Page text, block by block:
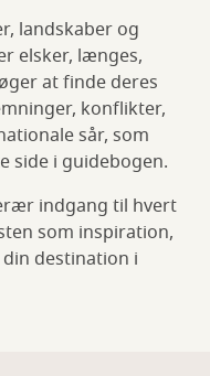
landskaber og
elsker, længes,
at finde deres
konflikter,
sår, som
side i guidebogen.
indgang til hvert
som inspiration,
destination i